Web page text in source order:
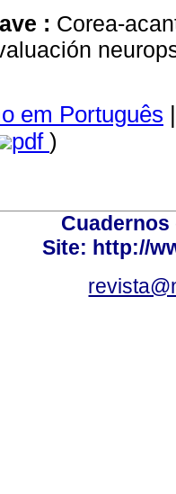
: Corea-
em Português |
pdf )
Site: http://